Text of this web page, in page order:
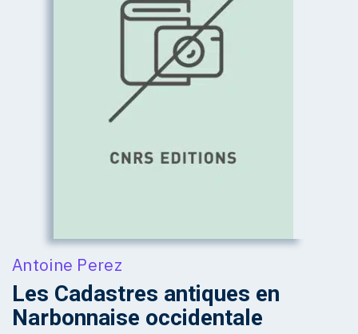
Antoine Perez
Les Cadastres antiques en
Narbonnaise occidentale